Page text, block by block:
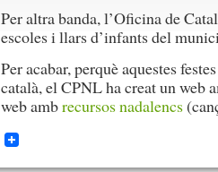
Per altra banda, l’Oficina de
escoles i llars d’infants del
Per acabar, perquè aquestes
català, el CPNL ha creat un web
web ambrecursos nadalencs